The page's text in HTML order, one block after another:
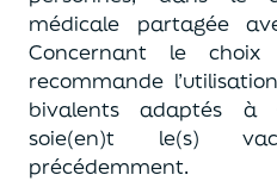
médicale partagée
Concernant le
recommande
bivalents adaptés à
soie(en)t le(s)
précédemment.